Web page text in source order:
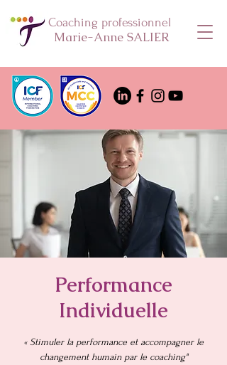
Coaching professionnel
Marie-Anne SALIER
Performance
Individuelle
« Stimuler la performance et accompagner le
changement humain par le coaching"